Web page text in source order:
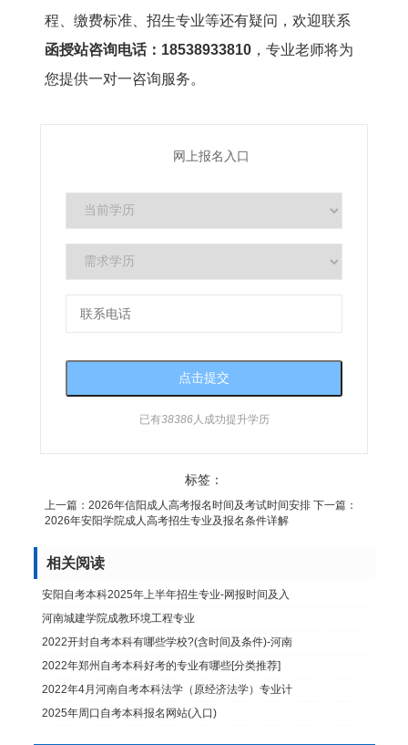
程、缴费标准、招生专业等还有疑问，欢迎联系
函授站咨询电话：18538933810 ，专业老师将为
您提供一对一咨询服务。
网上报名入口
已有38386人成功提升学历
标签：
上一篇： 2026年信阳成人高考报名时间及考试时间安排 下一篇：
2026年安阳学院成人高考招生专业及报名条件详解
相关阅读
安阳自考本科2025年上半年招生专业-网报时间及入
河南城建学院成教环境工程专业
2022开封自考本科有哪些学校?(含时间及条件)-河南
2022年郑州自考本科好考的专业有哪些[分类推荐]
2022年4月河南自考本科法学（原经济法学）专业计
2025年周口自考本科报名网站(入口)